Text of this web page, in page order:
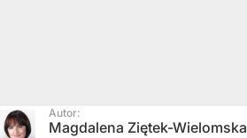
Autor:
Magdalena Ziętek-Wielomska